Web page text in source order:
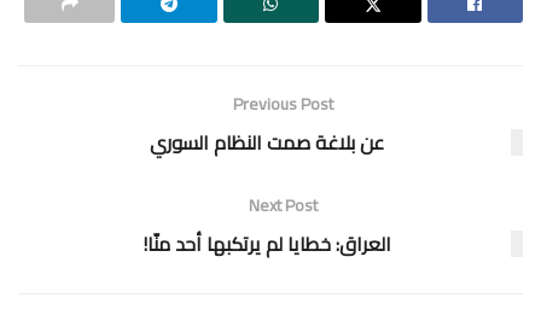
Previous Post
عن بلاغة صمت النظام السوري
Next Post
العراق: خطايا لم يرتكبها أحد منّا!